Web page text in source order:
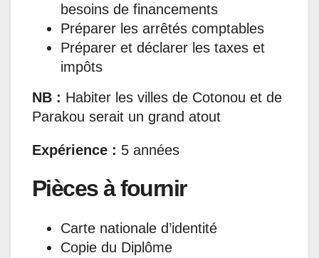
besoins de financements
Préparer les arrêtés comptables
Préparer et déclarer les taxes et
impôts
NB : Habiter les villes de Cotonou et de
Parakou serait un grand atout
Expérience : 5 années
Pièces à fournir
Carte nationale d’identité
Copie du Diplôme